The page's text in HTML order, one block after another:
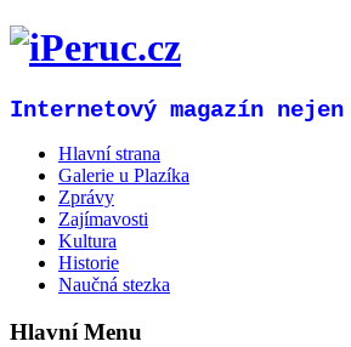
Internetový magazín
Hlavní strana
Galerie u Plazíka
Zprávy
Zajímavosti
Kultura
Historie
Naučná stezka
Hlavní Menu